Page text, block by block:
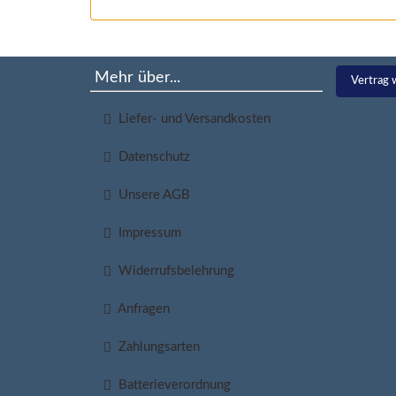
Mehr über...
Liefer- und Versandkosten
Datenschutz
Unsere AGB
Impressum
Widerrufsbelehrung
Anfragen
Zahlungsarten
Batterieverordnung
Vertrag